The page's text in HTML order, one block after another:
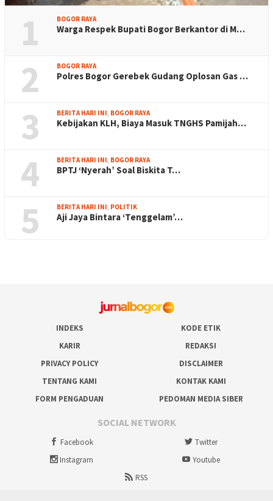
1 BOGOR RAYA
Warga Respek Bupati Bogor Berkantor di M…
2 BOGOR RAYA
Polres Bogor Gerebek Gudang Oplosan Gas …
3 BERITA HARI INI, BOGOR RAYA
Kebijakan KLH, Biaya Masuk TNGHS Pamijah…
4 BERITA HARI INI, BOGOR RAYA
BPTJ ‘Nyerah’ Soal Biskita T…
5 BERITA HARI INI, POLITIK
Aji Jaya Bintara ‘Tenggelam’…
INDEKS
KODE ETIK
KARIR
REDAKSI
PRIVACY POLICY
DISCLAIMER
TENTANG KAMI
KONTAK KAMI
FORM PENGADUAN
PEDOMAN MEDIA SIBER
SOCIAL NETWORK
Facebook
Twitter
Instagram
Youtube
RSS